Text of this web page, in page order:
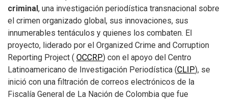
criminal , una investigación periodística transnacional sobre
el crimen organizado global, sus innovaciones, sus
innumerables tentáculos y quienes los combaten. El
proyecto, liderado por el Organized Crime and Corruption
Reporting Project ( OCCRP) con el apoyo del Centro
Latinoamericano de Investigación Periodística (CLIP), se
inició con una filtración de correos electrónicos de la
Fiscalía General de La Nación de Colombia que fue